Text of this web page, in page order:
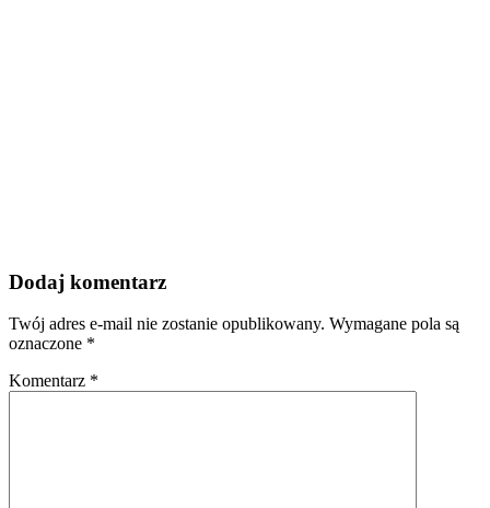
Dodaj komentarz
Twój adres e-mail nie zostanie opublikowany. Wymagane pola są
oznaczone *
Komentarz *